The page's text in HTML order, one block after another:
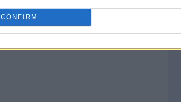
CONFIRM